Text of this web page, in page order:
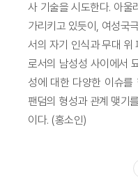
사 기술을 시도한다. 아울
가리키고 있듯이, 여성국
서의 자기 인식과 무대 위
로서의 남성성 사이에서
성에 대한 다양한 이슈를
팬덤의 형성과 관계 맺기
이다. (홍소인)